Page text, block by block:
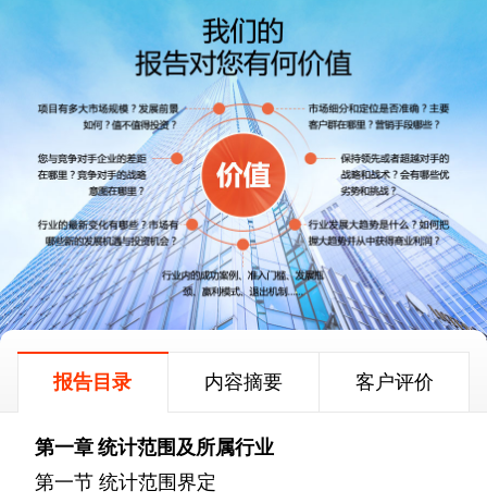
报告目录 内容摘要 客户评价
第一章统计范围及所属行业
第一节 统计范围界定